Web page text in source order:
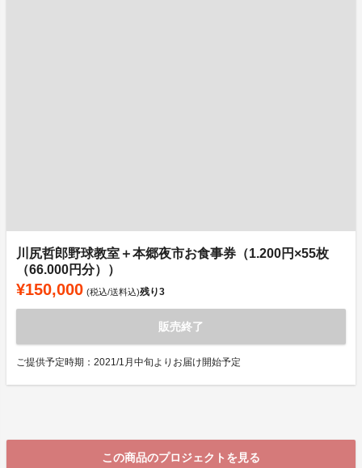
川尻哲郎野球教室＋本郷夜市お食事券（1.200円×55枚
（66.000円分））
¥150,000 (税込/送料込)残り3
販売終了
ご提供予定時期：2021/1月中旬よりお届け開始予定
この商品のプロジェクトを見る